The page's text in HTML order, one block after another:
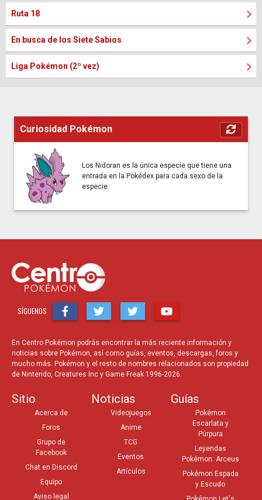
Ruta 18
En busca de los Siete Sabios
Liga Pokémon (2º vez)
Curiosidad Pokémon
Los Nidoran es la única especie que tiene una
entrada en la Pokédex para cada sexo de la
especie.
SÍGUENOS
En Centro Pokémon podrás encontrar la más reciente información y
noticias sobre Pokémon, así como guías, eventos, descargas, foros y
mucho más. Pokémon y el resto de nombres relacionados son propiedad
de Nintendo, Creatures Inc y Game Freak 1996-2026.
Sitio
Acerca de
Foros
Grupo de
Facebook
Chat en Discord
Equipo
Aviso legal
Noticias
Videojuegos
Anime
TCG
Eventos
Artículos
Guías
Pokémon
Escarlata y
Púrpura
Leyendas
Pokémon: Arceus
Pokémon Espada
y Escudo